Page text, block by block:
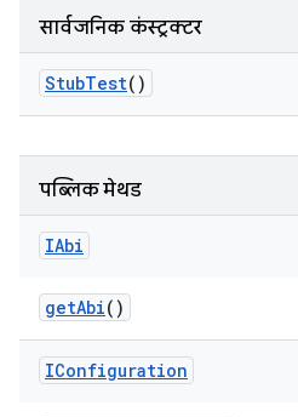
सार्वजनिक कंस्ट्रक्टर
StubTest()
पब्लिक मेथड
IAbi
getAbi()
IConfiguration